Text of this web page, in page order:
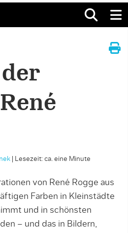
Lesezeit: ca. eine Minute
von René Rogge aus
Farben in Kleinstädte
und in schönsten
– und das in Bildern,